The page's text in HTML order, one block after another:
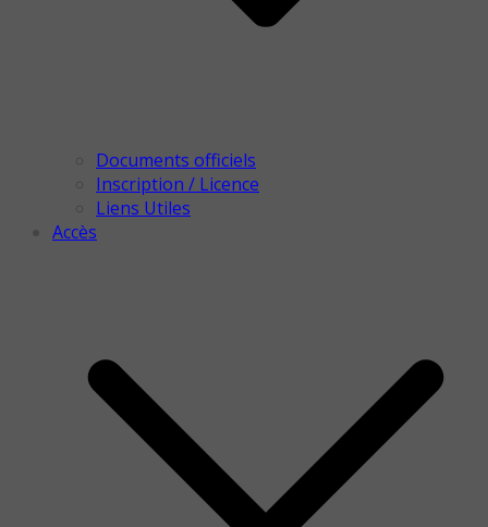
Documents officiels
Inscription / Licence
Liens Utiles
Accès